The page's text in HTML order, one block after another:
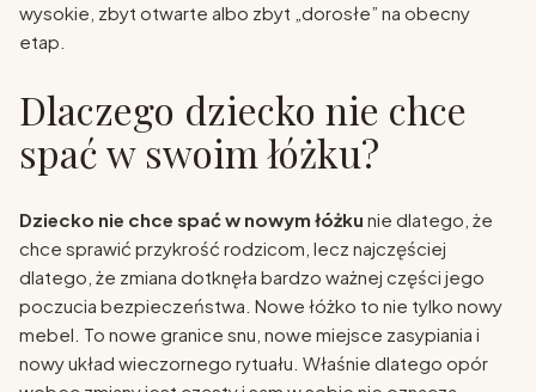
wysokie, zbyt otwarte albo zbyt „dorosłe” na obecny
etap.
Dlaczego dziecko nie chce
spać w swoim łóżku?
Dziecko nie chce spać w nowym łóżku nie dlatego, że
chce sprawić przykrość rodzicom, lecz najczęściej
dlatego, że zmiana dotknęła bardzo ważnej części jego
poczucia bezpieczeństwa. Nowe łóżko to nie tylko nowy
mebel. To nowe granice snu, nowe miejsce zasypiania i
nowy układ wieczornego rytuału. Właśnie dlatego opór